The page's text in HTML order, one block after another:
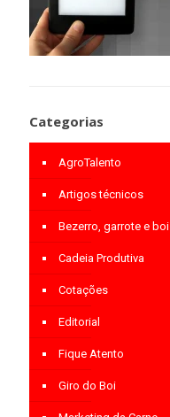
Categorias
AgroTalento
Artigos técnicos
Bezerro, garrote e
Cadeia Produtiva
Cotações
Editorial
Fique Atento
Giro do Boi